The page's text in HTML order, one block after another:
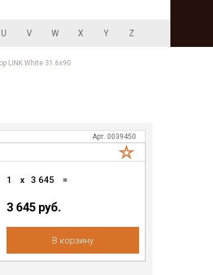
U V W X Y Z
LINK White 31.6x90
Арт. 0039450
1 x 3 645 =
3 645 руб.
В корзину